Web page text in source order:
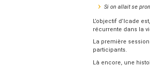
Si on allait se
L’objectif d’Icade
récurrente dans la
La première
participants.
Là encore, une